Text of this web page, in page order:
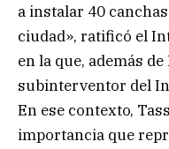
a instalar 40
ciudad», ratificó el
en la que, además
subinterventor del
En ese contexto,
importancia que